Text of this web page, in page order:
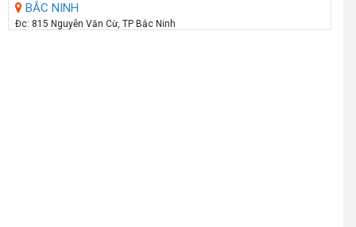
BẮC NINH
Đc: 815 Nguyễn Văn Cừ, TP Bắc Ninh